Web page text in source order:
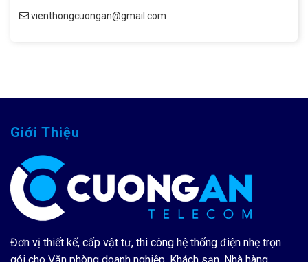
vienthongcuongan@gmail.com
Giới Thiệu
Đơn vị thiết kế, cấp vật tư, thi công hệ thống điện nhẹ trọn